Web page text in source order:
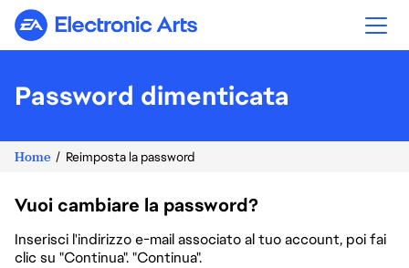
Electronic Arts
Password dimenticata
Home Reimposta la password
Vuoi cambiare la password?
Inserisci l'indirizzo e-mail associato al tuo account, poi fai
clic su "Continua". "Continua".